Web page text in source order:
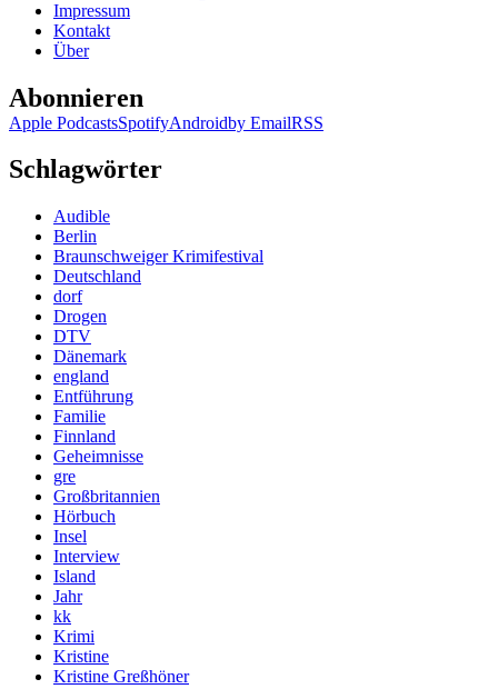
Impressum
Kontakt
Über
Abonnieren
Apple PodcastsSpotifyAndroidby EmailRSS
Schlagwörter
Audible
Berlin
Braunschweiger Krimifestival
Deutschland
dorf
Drogen
DTV
Dänemark
england
Entführung
Familie
Finnland
Geheimnisse
gre
Großbritannien
Hörbuch
Insel
Interview
Island
Jahr
kk
Krimi
Kristine
Kristine Greßhöner